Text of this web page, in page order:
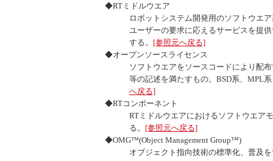
◆RTミドルウエア
ロボットシステム開発用のソフトウエ
ユーザーの要求に応えるサービスを提
する。 [参照元へ戻る]
◆オープンソースライセンス
ソフトウエアをソースコードにより配
等の記述を満たすもの。BSD系、MPL
へ戻る]
◆RTコンポーネント
RTミドルウエアにおけるソフトウエア
る。 [参照元へ戻る]
◆OMG™(Object Management Group™)
オブジェクト指向技術の標準化、普及